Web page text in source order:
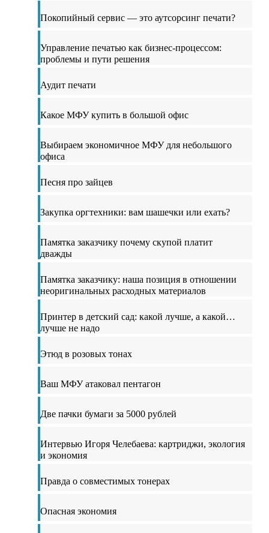
Покопийный сервис — это аутсорсинг печати?
Управление печатью как бизнес-процессом:
проблемы и пути решения
Аудит печати
Какое МФУ купить в большой офис
Выбираем экономичное МФУ для небольшого
офиса
Песня про зайцев
Закупка оргтехники: вам шашечки или ехать?
Памятка заказчику почему скупой платит
дважды
Памятка заказчику: наша позиция в отношении
неоригинальных расходных материалов
Принтер в детский сад: какой лучше, а какой…
лучше не надо
Этюд в розовых тонах
Ваш МФУ атаковал пентагон
Две пачки бумаги за 5000 рублей
Интервью Игоря Челебаева: картриджи, экология
и экономия
Правда о совместимых тонерах
Опасная экономия